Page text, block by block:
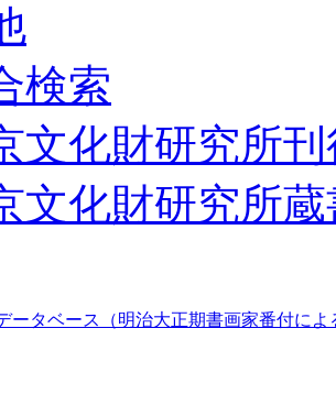
検索
文化財研究所
文化財研究所
ータベース（明治大正期書画家番付によ